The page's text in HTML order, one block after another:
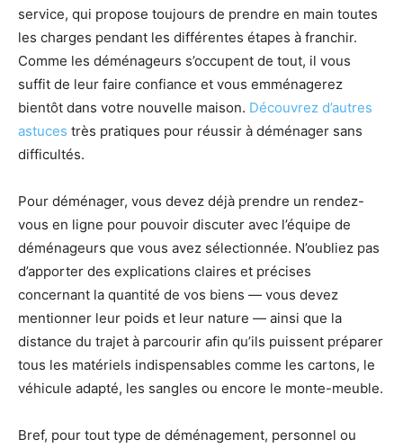
service, qui propose toujours de prendre en main toutes
les charges pendant les différentes étapes à franchir.
Comme les déménageurs s’occupent de tout, il vous
suffit de leur faire confiance et vous emménagerez
bientôt dans votre nouvelle maison. Découvrez d’autres
astuces très pratiques pour réussir à déménager sans
difficultés.
Pour déménager, vous devez déjà prendre un rendez-
vous en ligne pour pouvoir discuter avec l’équipe de
déménageurs que vous avez sélectionnée. N’oubliez pas
d’apporter des explications claires et précises
concernant la quantité de vos biens — vous devez
mentionner leur poids et leur nature — ainsi que la
distance du trajet à parcourir afin qu’ils puissent préparer
tous les matériels indispensables comme les cartons, le
véhicule adapté, les sangles ou encore le monte-meuble.
Bref, pour tout type de déménagement, personnel ou